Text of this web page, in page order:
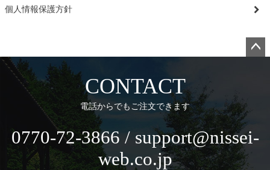
個人情報保護方針
へ
CONTACT
電話からでもご注文できます
0770-72-3866 / support@nissei-
web.co.jp